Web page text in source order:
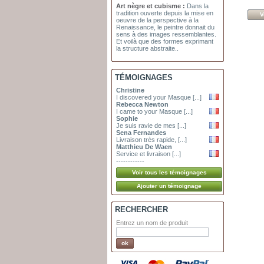
Art nègre et cubisme : Dans la
tradition ouverte depuis la mise en
oeuvre de la perspective à la
Renaissance, le peintre donnait du
sens à des images ressemblantes.
Et voilà que des formes exprimant
la structure abstraite..
TÉMOIGNAGES
Christine
I discovered your Masque [...]
Rebecca Newton
I came to your Masque [...]
Sophie
Je suis ravie de mes [...]
Sena Fernandes
Livraison très rapide, [...]
Matthieu De Waen
Service et livraison [...]
------------
RECHERCHER
Entrez un nom de produit